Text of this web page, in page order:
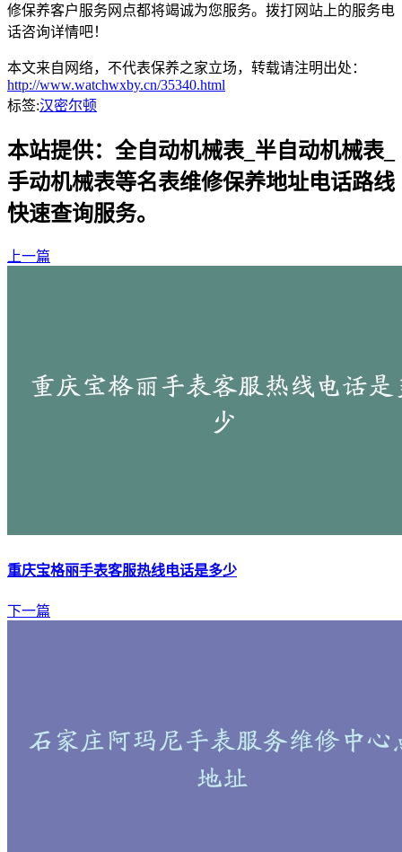
修保养客户服务网点都将竭诚为您服务。拨打网站上的服务电
话咨询详情吧！
本文来自网络，不代表保养之家立场，转载请注明出处：
http://www.watchwxby.cn/35340.html
标签:汉密尔顿
本站提供：全自动机械表_半自动机械表_
手动机械表等名表维修保养地址电话路线
快速查询服务。
上一篇
重庆宝格丽手表客服热线电话是多少
下一篇